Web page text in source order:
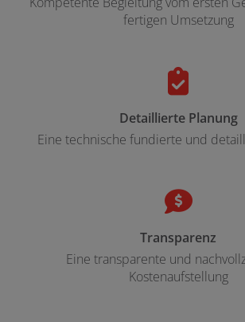
fertigen Umsetzung
Detaillierte Planung
Eine technische fundierte und
Transparenz
Eine transparente und
Kostenaufstellung